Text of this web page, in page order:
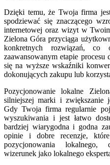
Dzięki temu, że Twoja firma
spodziewać się znaczącego
internetowej oraz wizyt w
Zielona Góra przyciąga
konkretnych rozwiązań,
zaawansowanym etapie procesu
się na wyższe wskaźniki
dokonujących zakupu lub
Pozycjonowanie lokalne
silniejszej marki i zwiększanie
Gdy Twoja firma regularnie
wyszukiwania i jest łatwo
bardziej wiarygodna i godna
opinie i dobre recenzje,
pozycjonowania lokalnego,
wizerunek jako lokalnego